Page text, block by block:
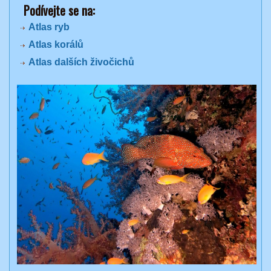
Podívejte se na:
Atlas ryb
Atlas korálů
Atlas dalších živočichů